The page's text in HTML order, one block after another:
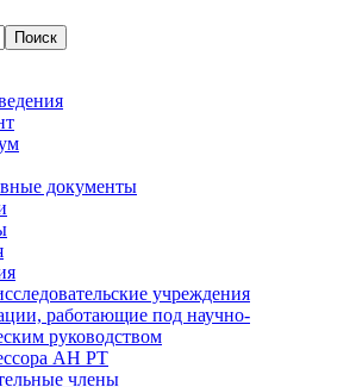
документы
учреждения
работающие под научно-
руководством
АН РТ
члены